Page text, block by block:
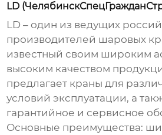
LD
LD – один из ведущих
производителей шаровых
известный своим широким
высоким качеством
предлагает краны для
условий эксплуатации, а
гарантийное и сервисное
Основные преимущества: